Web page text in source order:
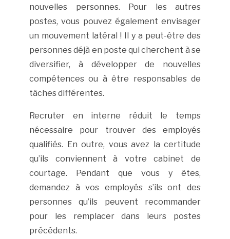
nouvelles personnes. Pour les autres
postes, vous pouvez également envisager
un mouvement latéral ! Il y a peut-être des
personnes déjà en poste qui cherchent à se
diversifier, à développer de nouvelles
compétences ou à être responsables de
tâches différentes.
Recruter en interne réduit le temps
nécessaire pour trouver des employés
qualifiés. En outre, vous avez la certitude
qu’ils conviennent à votre cabinet de
courtage. Pendant que vous y êtes,
demandez à vos employés s’ils ont des
personnes qu’ils peuvent recommander
pour les remplacer dans leurs postes
précédents.